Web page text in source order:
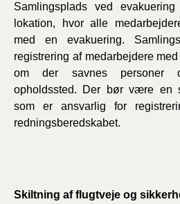
Samlingsplads ved
lokation, hvor alle
med en evakuering.
registrering af medarbejdere
om der savnes personer
opholdssted. Der bør være en
som er ansvarlig for
redningsberedskabet.
Skiltning af flugtveje og